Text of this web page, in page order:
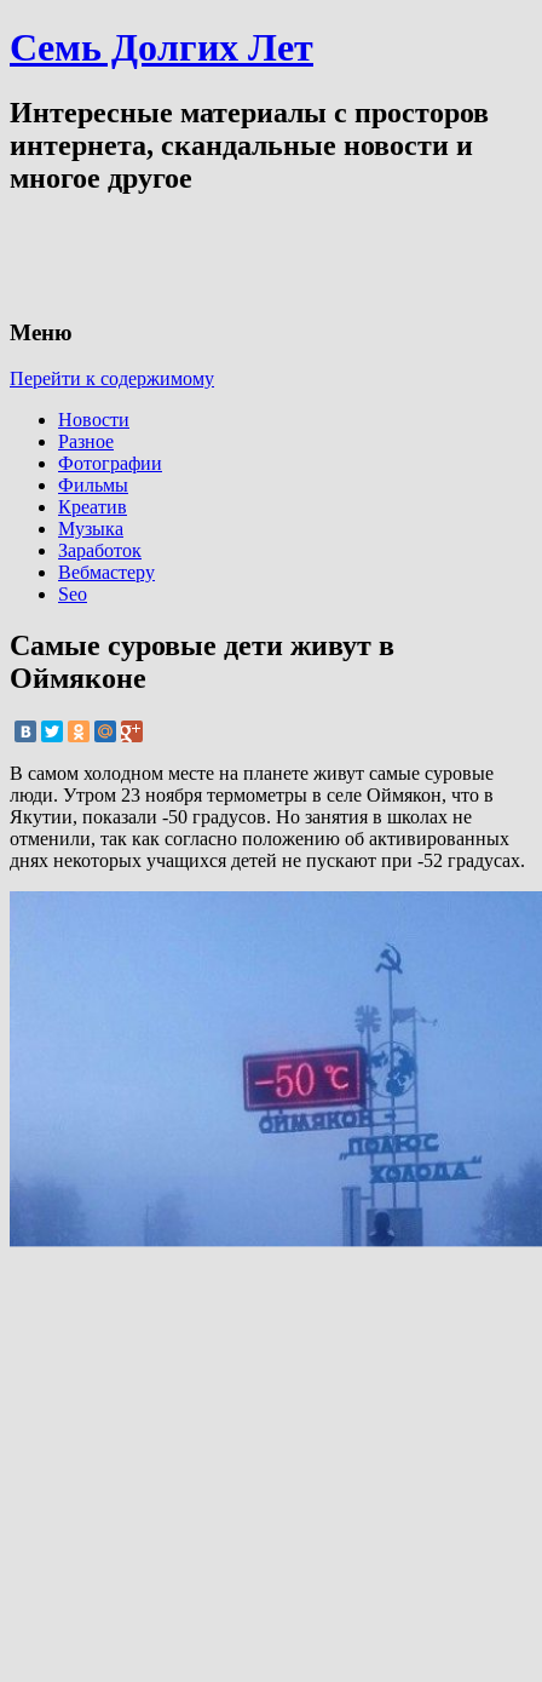
Семь Долгих Лет
Интересные материалы с просторов
интернета, скандальные новости и
многое другое
Меню
Перейти к содержимому
Новости
Разное
Фотографии
Фильмы
Креатив
Музыка
Заработок
Вебмастеру
Seo
Самые суровые дети живут в
Оймяконе
В самом холодном месте на планете живут самые суровые
люди. Утром 23 ноября термометры в селе Оймякон, что в
Якутии, показали -50 градусов. Но занятия в школах не
отменили, так как согласно положению об активированных
днях некоторых учащихся детей не пускают при -52 градусах.